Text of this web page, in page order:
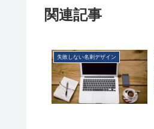
関連記事
失敗しない名刺デザイン